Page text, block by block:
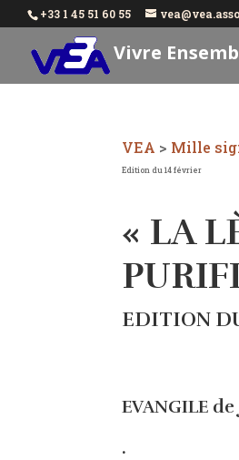
+33 1 45 51 60 55
Vivre
VEA > Mille
Edition du 14 février
« LA
EDITION
EVANGILE
.